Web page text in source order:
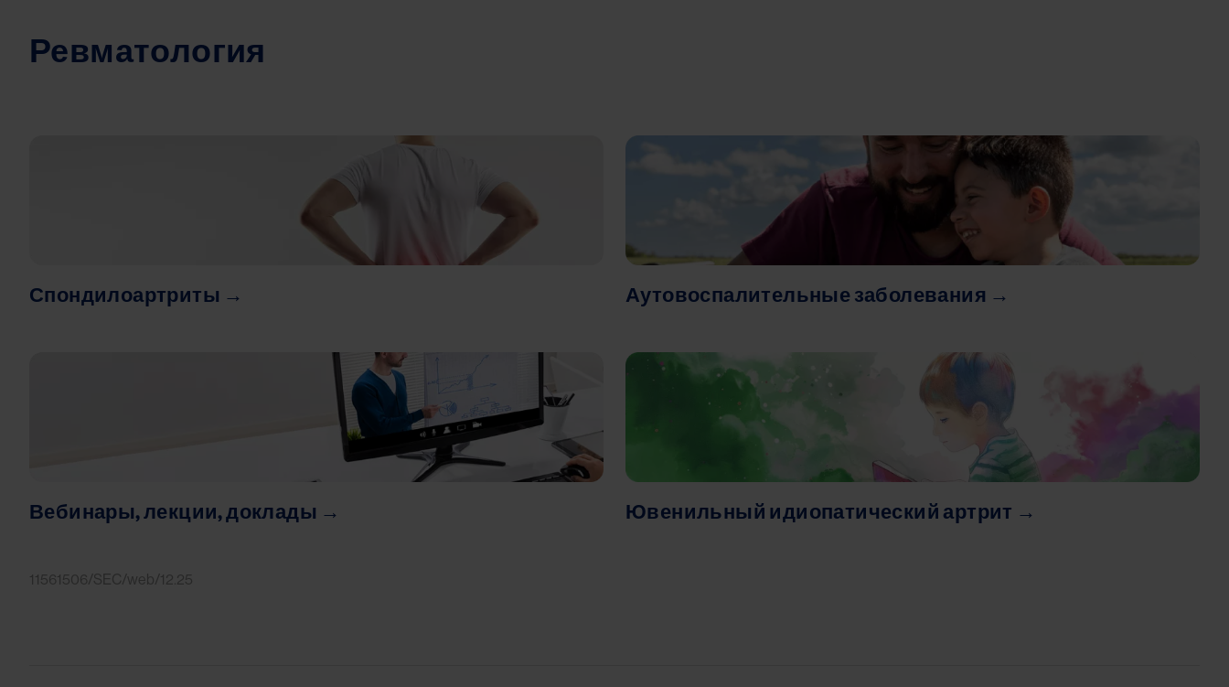
Ревматология
Спондилоартриты →
Image
Аутовоспалительные заболевания →
Вебинары, лекции, доклады →
Image
Ювенильный идиопатический артрит →
11561506/SEC/web/12.25